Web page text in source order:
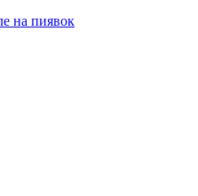
на пиявок